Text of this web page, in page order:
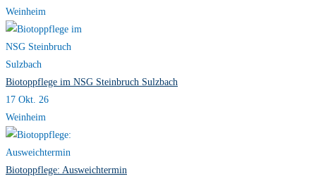
Weinheim
Biotoppflege im NSG Steinbruch Sulzbach
17 Okt. 26
Weinheim
Biotoppflege: Ausweichtermin